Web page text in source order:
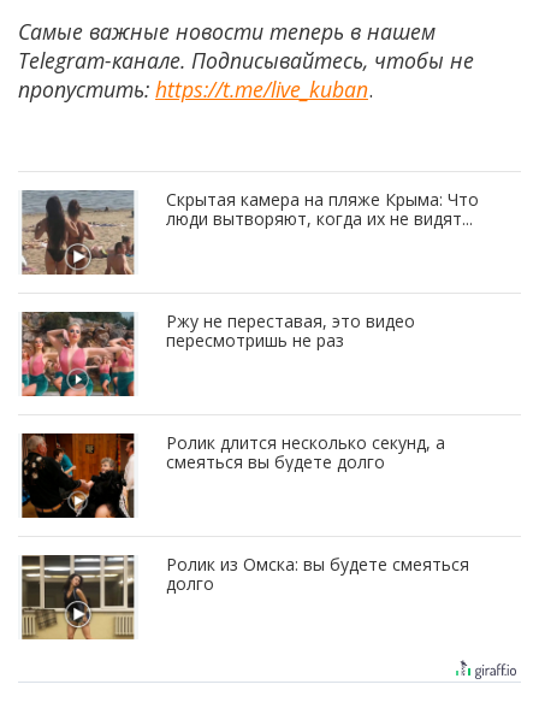
Самые важные новости теперь в нашем
Telegram-канале. Подписывайтесь, чтобы не
пропустить: https://t.me/live_kuban.
Скрытая камера на пляже Крыма: Что
люди вытворяют, когда их не видят...
Ржу не переставая, это видео
пересмотришь не раз
Ролик длится несколько секунд, а
смеяться вы будете долго
Ролик из Омска: вы будете смеяться
долго